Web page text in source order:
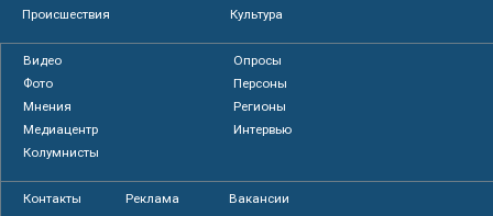
Происшествия
Культура
Видео
Опросы
Фото
Персоны
Мнения
Регионы
Медиацентр
Интервью
Колумнисты
Контакты Реклама Вакансии